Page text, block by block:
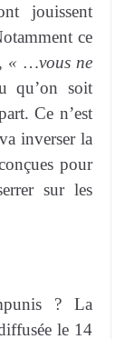
jouissent
ce
« …vous ne
qu’on soit
Ce n’est
inverser la
pour
sur les
? La
le 14